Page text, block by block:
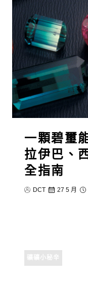
一顆碧璽
拉伊巴、
全指南
DCT 27 5 月
礦礦小秘辛